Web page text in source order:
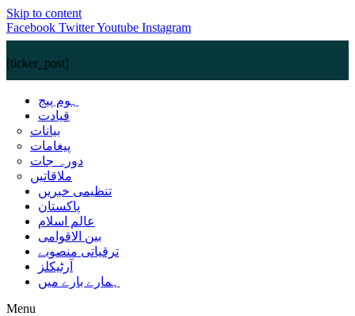
Skip to content
Facebook TwitterYoutube Instagram
[ticker_post]
ہوم پیج
قیادت
بیانات
پیغامات
دورہ جات
ملاقاتیں
تنظیمی خبریں
پاکستان
عالم اسلام
بین الاقوامی
ترقیاتی منصوبے
آرٹیکلز
ہمارے بارے میں
Menu